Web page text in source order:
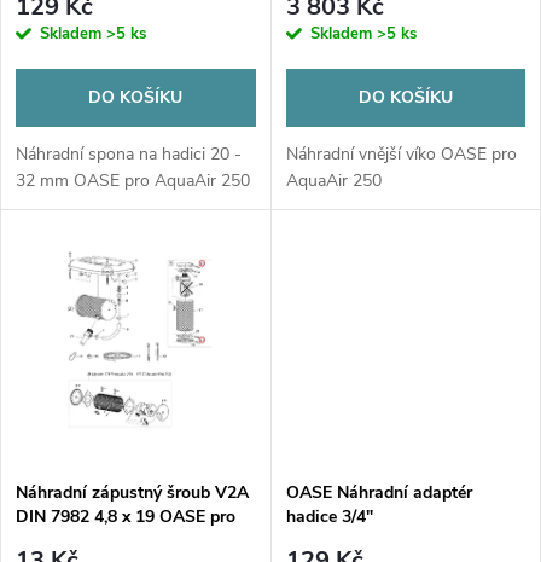
r
o
d
u
r
d
u
Skladem >5 ks
DO KOŠÍKU
Náhradní spona na hadici 20 -
32 mm OASE pro AquaAir 250
Skladem >5 ks
DO KOŠÍKU
Náhradní vnější víko OASE pro
AquaAir 250
Náhradní zápustný šroub V2A
DIN 7982 4,8 x 19 OASE pro
OASE Náhradní adaptér
hadice 3/4"